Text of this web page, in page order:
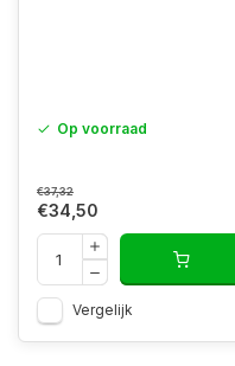
Op voorraad
€37,32
€34,50
Vergelijk